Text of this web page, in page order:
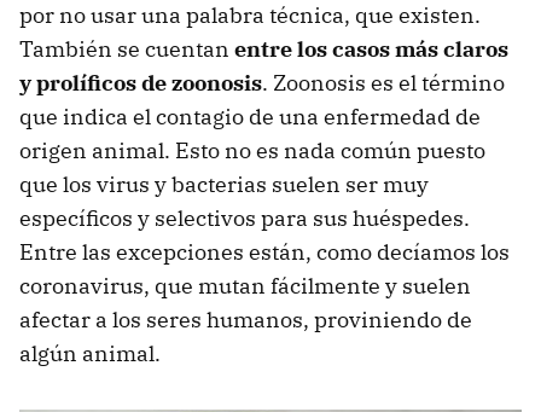
por no usar una palabra técnica, que existen.
También se cuentan entre los casos más claros
y prolíficos de zoonosis. Zoonosis es el término
que indica el contagio de una enfermedad de
origen animal. Esto no es nada común puesto
que los virus y bacterias suelen ser muy
específicos y selectivos para sus huéspedes.
Entre las excepciones están, como decíamos los
coronavirus, que mutan fácilmente y suelen
afectar a los seres humanos, proviniendo de
algún animal.